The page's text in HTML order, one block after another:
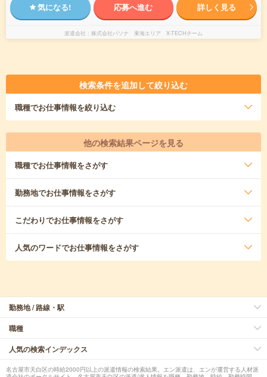
気になる! 応募へ進む 詳しく見る
派遣会社 株式会社パソナ 東海エリア X-TECHチーム
検索条件を追加して絞り込む
職種でお仕事情報を絞り込む
他の検索結果ページを見る
職種でお仕事情報をさがす
勤務地でお仕事情報をさがす
こだわりでお仕事情報をさがす
人気のワードでお仕事情報をさがす
勤務地 / 路線・駅
職種
人気の検索インデックス
名古屋市天白区の時給2000円以上の派遣情報の検索結果。エン派遣は、エンが運営する人材派